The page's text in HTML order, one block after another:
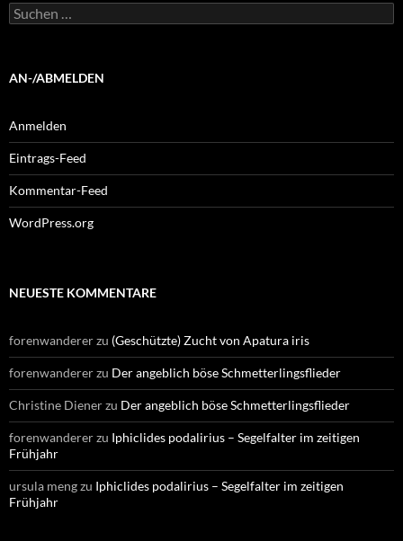
Suchen
nach:
AN-/ABMELDEN
Anmelden
Eintrags-Feed
Kommentar-Feed
WordPress.org
NEUESTE KOMMENTARE
forenwandererzu (Geschützte) Zucht von Apatura iris
forenwandererzu Der angeblich böse Schmetterlingsflieder
Christine Dienerzu Der angeblich böse Schmetterlingsflieder
forenwandererzu Iphiclides podalirius – Segelfalter im zeitigen
Frühjahr
ursula mengzu Iphiclides podalirius – Segelfalter im zeitigen
Frühjahr